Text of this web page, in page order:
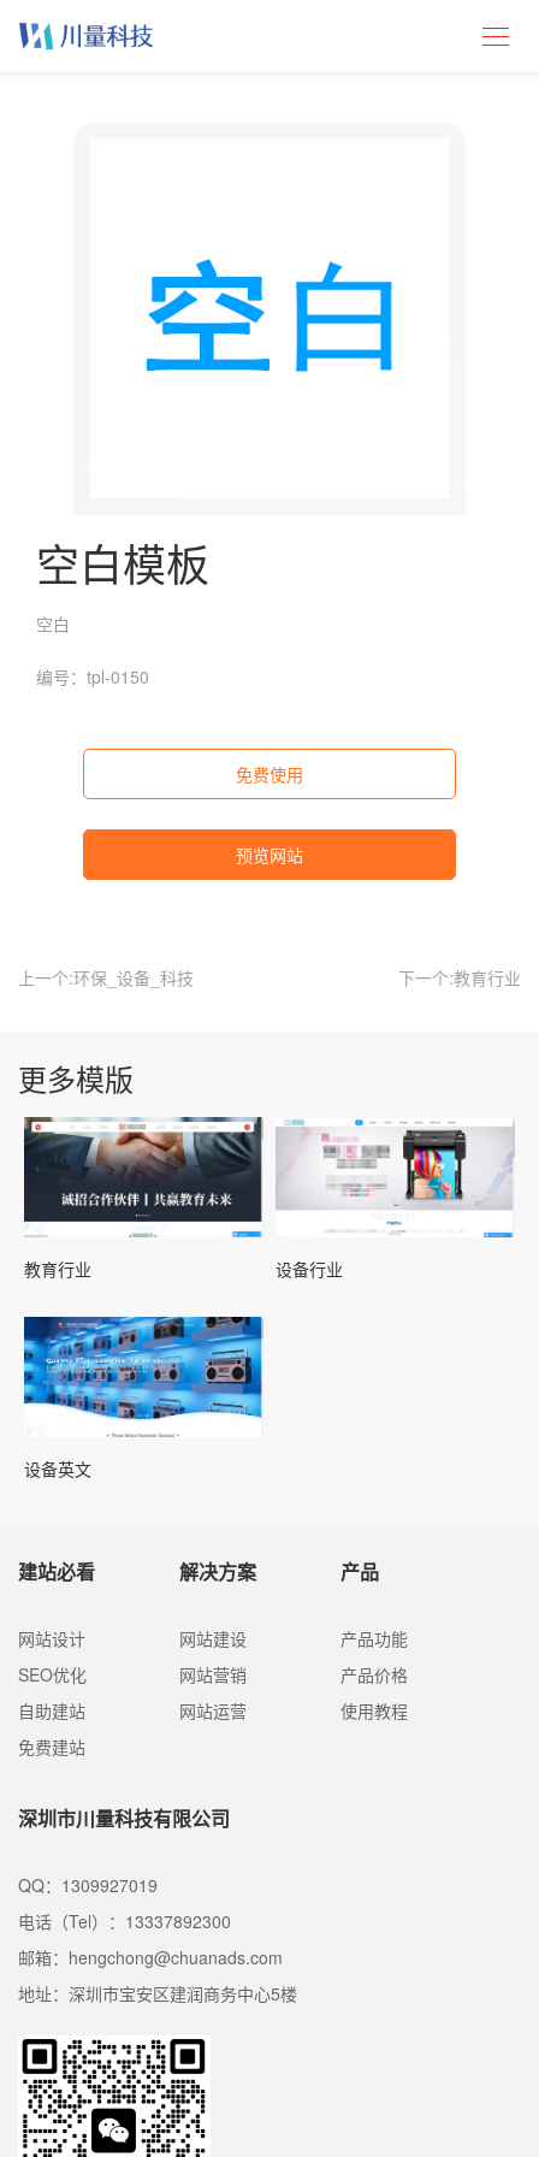
空白模板
空白
编号：tpl-0150
免费使用
预览网站
上一个:环保_设备_科技 下一个:教育行业
更多模版
教育行业 设备行业
设备英文
建站必看
网站设计
SEO优化
自助建站
免费建站
解决方案
网站建设
网站营销
网站运营
产品
产品功能
产品价格
使用教程
深圳市川量科技有限公司
QQ：1309927019
电话（Tel）：13337892300
邮箱：hengchong@chuanads.com
地址：深圳市宝安区建润商务中心5楼